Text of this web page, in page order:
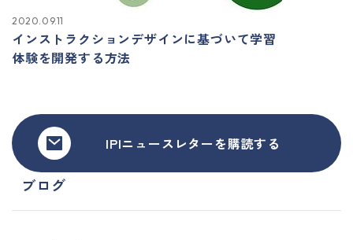
ブログ
2020.09.11
インストラクションデザインに基づいて学習
体験を開発する方法
IPIニュースレターを購読する